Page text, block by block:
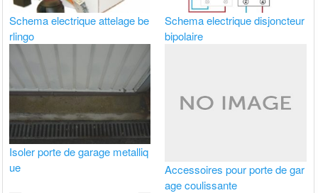
Schema electrique attelage be
rlingo
Schema electrique disjoncteur
bipolaire
Isoler porte de garage metalliq
ue
Accessoires pour porte de gar
age coulissante